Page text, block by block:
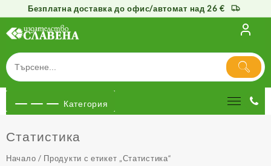
Безплатна доставка до офис/автомат над 26 €
съдържанието
Категория
Статистика
Начало / Продукти с етикет „Статистика“